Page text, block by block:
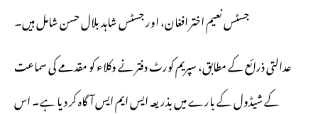
جسٹس نعیم اختر افغان، اور جسٹس شاہد بلال حسن شامل ہیں۔
عدالتی ذرائع کے مطابق، سپریم کورٹ دفتر نے وکلاء کو مقدمے کی سماعت
کے شیڈول کے بارے میں بذریعہ ایس ایم ایس آگاہ کر دیا ہے۔ اس